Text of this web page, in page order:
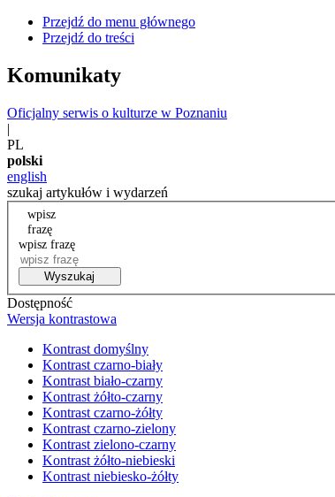
Przejdź do menu głównego
Przejdź do treści
Komunikaty
Oficjalny serwis o kulturze w Poznaniu
|
PL
polski
english
szukaj artykułów i wydarzeń
wpisz
frazę
wpisz frazę
Wyszukaj
Dostępność
Wersja kontrastowa
Kontrast domyślny
Kontrast czarno-biały
Kontrast biało-czarny
Kontrast żółto-czarny
Kontrast czarno-żółty
Kontrast czarno-zielony
Kontrast zielono-czarny
Kontrast żółto-niebieski
Kontrast niebiesko-żółty